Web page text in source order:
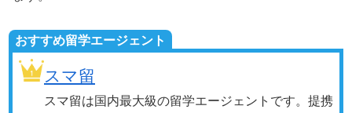
おすすめ留学エージェント
スマ留
スマ留は国内最大級の留学エージェントです。提携